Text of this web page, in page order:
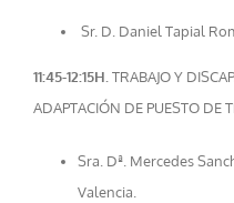
Sr. D. Daniel Tapial
11:45-12:15H.TRABAJO Y
ADAPTACIÓN DE PUESTO DE
Sra. Dª. Mercedes
Valencia.